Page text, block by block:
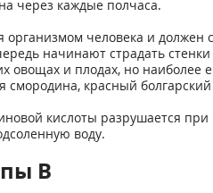
через каждые полчаса.
человека и должен
начинают страдать
овощах и плодах, но наиболее
красный
кислоты разрушается
воду.
В